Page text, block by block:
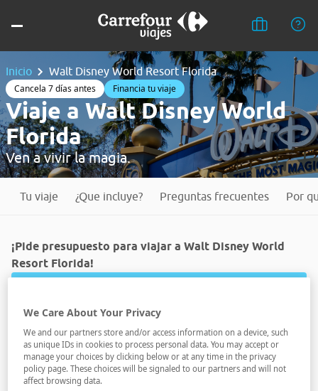
Inicio Walt Disney World Resort Florida
Cancela 7 días antes Financia tu viaje
Viaje a Walt Disney World
Florida
Ven a vivir la magia.
Tu viaje ¿Que incluye? Preguntas frecuentes Por
¡Pide presupuesto para viajar a Walt Disney World
Resort Florida!
Viajes organizados con hoteles Disney.
Walt Disney World Resort Florida
En Viajes Carrefour tienes varias opciones para ir a
Walt Disney World Resort Florida:
We Care About Your Privacy
We and our partners store and/or access information on a device, such
as unique IDs in cookies to process personal data. You may accept or
manage your choices by clicking below or at any time in the privacy
policy page. These choices will be signaled to our partners and will not
affect browsing data.